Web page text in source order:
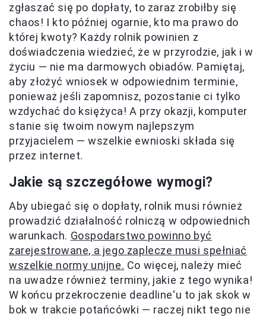
zgłaszać się po dopłaty, to zaraz zrobiłby się
chaos! I kto później ogarnie, kto ma prawo do
której kwoty? Każdy rolnik powinien z
doświadczenia wiedzieć, że w przyrodzie, jak i w
życiu — nie ma darmowych obiadów. Pamiętaj,
aby złożyć wniosek w odpowiednim terminie,
ponieważ jeśli zapomnisz, pozostanie ci tylko
wzdychać do księżyca! A przy okazji, komputer
stanie się twoim nowym najlepszym
przyjacielem — wszelkie ewnioski składa się
przez internet.
Jakie są szczegółowe wymogi?
Aby ubiegać się o dopłaty, rolnik musi również
prowadzić działalność rolniczą w odpowiednich
warunkach. Gospodarstwo powinno być
zarejestrowane, a jego zaplecze musi spełniać
wszelkie normy unijne. Co więcej, należy mieć
na uwadze również terminy, jakie z tego wynika!
W końcu przekroczenie deadline'u to jak skok w
bok w trakcie potańcówki — raczej nikt tego nie